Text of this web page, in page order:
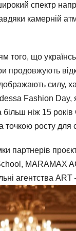
спектр
камерній
що
продовжують
силу,
Fashion
більш ніж 15
росту для
партнерів
MARAMAX
агентства